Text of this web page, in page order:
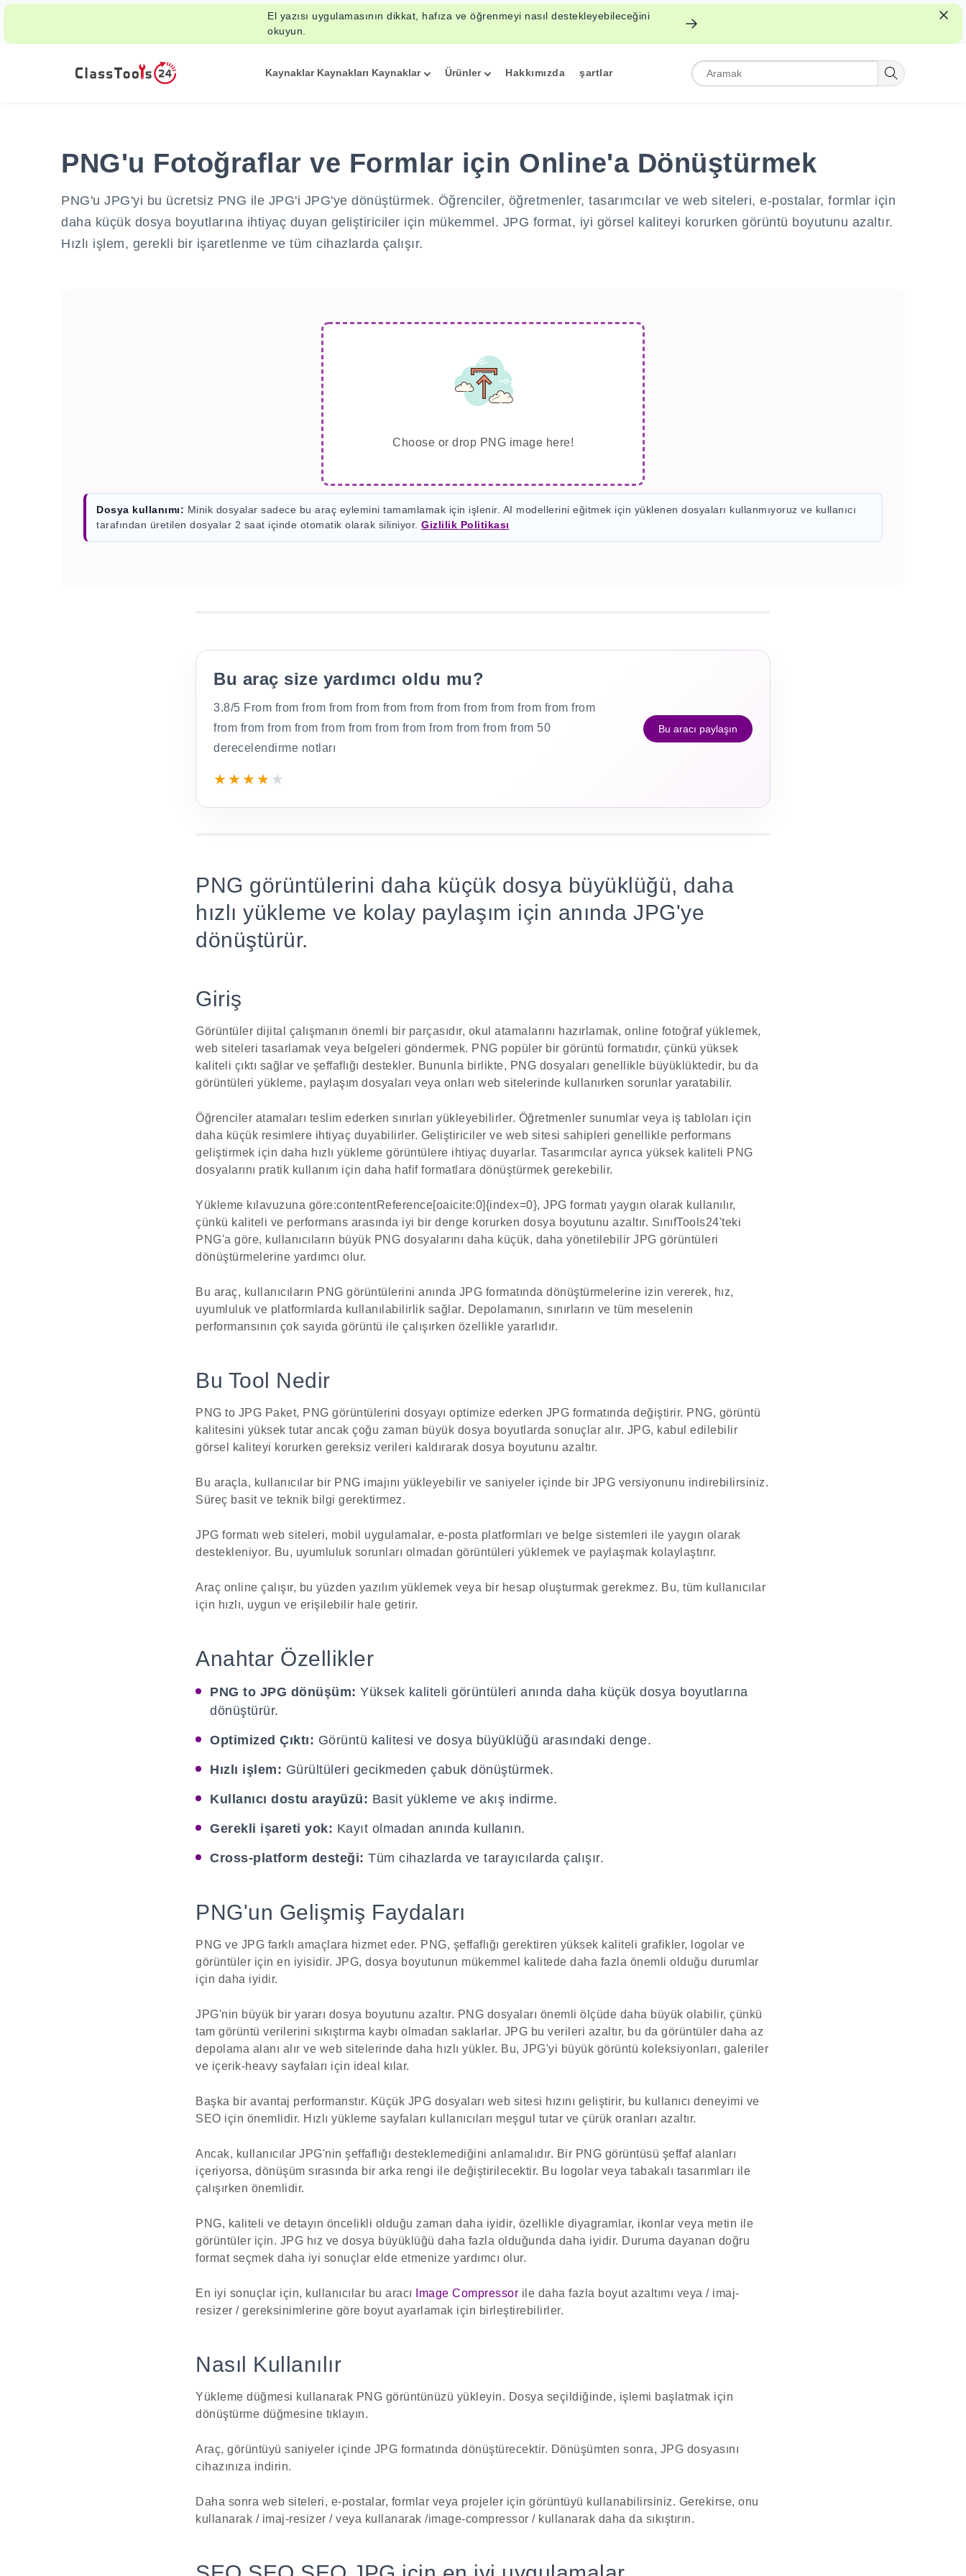
El yazısı uygulamasının dikkat, hafıza ve öğrenmeyi nasıl destekleyebileceğini
okuyun.
Kaynaklar Kaynakları Kaynaklar Ürünler Hakkımızda şartlar
PNG'u Fotoğraflar ve Formlar için Online'a Dönüştürmek
PNG'u JPG'yi bu ücretsiz PNG ile JPG'i JPG'ye dönüştürmek. Öğrenciler, öğretmenler, tasarımcılar ve web siteleri, e-postalar, formlar için
daha küçük dosya boyutlarına ihtiyaç duyan geliştiriciler için mükemmel. JPG format, iyi görsel kaliteyi korurken görüntü boyutunu azaltır.
Hızlı işlem, gerekli bir işaretlenme ve tüm cihazlarda çalışır.
Choose or drop PNG image here!
Dosya kullanımı: Minik dosyalar sadece bu araç eylemini tamamlamak için işlenir. AI modellerini eğitmek için yüklenen dosyaları kullanmıyoruz ve kullanıcı
tarafından üretilen dosyalar 2 saat içinde otomatik olarak siliniyor. Gizlilik Politikası
Bu araç size yardımcı oldu mu?
3.8/5 From from from from from from from from from from from from from
from from from from from from from from from from from from 50
derecelendirme notları
★★★★ ★
Bu aracı paylaşın
PNG görüntülerini daha küçük dosya büyüklüğü, daha
hızlı yükleme ve kolay paylaşım için anında JPG'ye
dönüştürür.
Giriş
Görüntüler dijital çalışmanın önemli bir parçasıdır, okul atamalarını hazırlamak, online fotoğraf yüklemek,
web siteleri tasarlamak veya belgeleri göndermek. PNG popüler bir görüntü formatıdır, çünkü yüksek
kaliteli çıktı sağlar ve şeffaflığı destekler. Bununla birlikte, PNG dosyaları genellikle büyüklüktedir, bu da
görüntüleri yükleme, paylaşım dosyaları veya onları web sitelerinde kullanırken sorunlar yaratabilir.
Öğrenciler atamaları teslim ederken sınırları yükleyebilirler. Öğretmenler sunumlar veya iş tabloları için
daha küçük resimlere ihtiyaç duyabilirler. Geliştiriciler ve web sitesi sahipleri genellikle performans
geliştirmek için daha hızlı yükleme görüntülere ihtiyaç duyarlar. Tasarımcılar ayrıca yüksek kaliteli PNG
dosyalarını pratik kullanım için daha hafif formatlara dönüştürmek gerekebilir.
Yükleme kılavuzuna göre:contentReference[oaicite:0]{index=0}, JPG formatı yaygın olarak kullanılır,
çünkü kaliteli ve performans arasında iyi bir denge korurken dosya boyutunu azaltır. SınıfTools24'teki
PNG'a göre, kullanıcıların büyük PNG dosyalarını daha küçük, daha yönetilebilir JPG görüntüleri
dönüştürmelerine yardımcı olur.
Bu araç, kullanıcıların PNG görüntülerini anında JPG formatında dönüştürmelerine izin vererek, hız,
uyumluluk ve platformlarda kullanılabilirlik sağlar. Depolamanın, sınırların ve tüm meselenin
performansının çok sayıda görüntü ile çalışırken özellikle yararlıdır.
Bu Tool Nedir
PNG to JPG Paket, PNG görüntülerini dosyayı optimize ederken JPG formatında değiştirir. PNG, görüntü
kalitesini yüksek tutar ancak çoğu zaman büyük dosya boyutlarda sonuçlar alır. JPG, kabul edilebilir
görsel kaliteyi korurken gereksiz verileri kaldırarak dosya boyutunu azaltır.
Bu araçla, kullanıcılar bir PNG imajını yükleyebilir ve saniyeler içinde bir JPG versiyonunu indirebilirsiniz.
Süreç basit ve teknik bilgi gerektirmez.
JPG formatı web siteleri, mobil uygulamalar, e-posta platformları ve belge sistemleri ile yaygın olarak
destekleniyor. Bu, uyumluluk sorunları olmadan görüntüleri yüklemek ve paylaşmak kolaylaştırır.
Araç online çalışır, bu yüzden yazılım yüklemek veya bir hesap oluşturmak gerekmez. Bu, tüm kullanıcılar
için hızlı, uygun ve erişilebilir hale getirir.
Anahtar Özellikler
PNG to JPG dönüşüm: Yüksek kaliteli görüntüleri anında daha küçük dosya boyutlarına
dönüştürür.
Optimized Çıktı: Görüntü kalitesi ve dosya büyüklüğü arasındaki denge.
Hızlı işlem: Gürültüleri gecikmeden çabuk dönüştürmek.
Kullanıcı dostu arayüzü: Basit yükleme ve akış indirme.
Gerekli işareti yok: Kayıt olmadan anında kullanın.
Cross-platform desteği: Tüm cihazlarda ve tarayıcılarda çalışır.
PNG'un Gelişmiş Faydaları
PNG ve JPG farklı amaçlara hizmet eder. PNG, şeffaflığı gerektiren yüksek kaliteli grafikler, logolar ve
görüntüler için en iyisidir. JPG, dosya boyutunun mükemmel kalitede daha fazla önemli olduğu durumlar
için daha iyidir.
JPG'nin büyük bir yararı dosya boyutunu azaltır. PNG dosyaları önemli ölçüde daha büyük olabilir, çünkü
tam görüntü verilerini sıkıştırma kaybı olmadan saklarlar. JPG bu verileri azaltır, bu da görüntüler daha az
depolama alanı alır ve web sitelerinde daha hızlı yükler. Bu, JPG'yi büyük görüntü koleksiyonları, galeriler
ve içerik-heavy sayfaları için ideal kılar.
Başka bir avantaj performanstır. Küçük JPG dosyaları web sitesi hızını geliştirir, bu kullanıcı deneyimi ve
SEO için önemlidir. Hızlı yükleme sayfaları kullanıcıları meşgul tutar ve çürük oranları azaltır.
Ancak, kullanıcılar JPG'nin şeffaflığı desteklemediğini anlamalıdır. Bir PNG görüntüsü şeffaf alanları
içeriyorsa, dönüşüm sırasında bir arka rengi ile değiştirilecektir. Bu logolar veya tabakalı tasarımları ile
çalışırken önemlidir.
PNG, kaliteli ve detayın öncelikli olduğu zaman daha iyidir, özellikle diyagramlar, ikonlar veya metin ile
görüntüler için. JPG hız ve dosya büyüklüğü daha fazla olduğunda daha iyidir. Duruma dayanan doğru
format seçmek daha iyi sonuçlar elde etmenize yardımcı olur.
En iyi sonuçlar için, kullanıcılar bu aracı Image Compressor ile daha fazla boyut azaltımı veya / imaj-
resizer / gereksinimlerine göre boyut ayarlamak için birleştirebilirler.
Nasıl Kullanılır
Yükleme düğmesi kullanarak PNG görüntünüzü yükleyin. Dosya seçildiğinde, işlemi başlatmak için
dönüştürme düğmesine tıklayın.
Araç, görüntüyü saniyeler içinde JPG formatında dönüştürecektir. Dönüşümten sonra, JPG dosyasını
cihazınıza indirin.
Daha sonra web siteleri, e-postalar, formlar veya projeler için görüntüyü kullanabilirsiniz. Gerekirse, onu
kullanarak / imaj-resizer / veya kullanarak /image-compressor / kullanarak daha da sıkıştırın.